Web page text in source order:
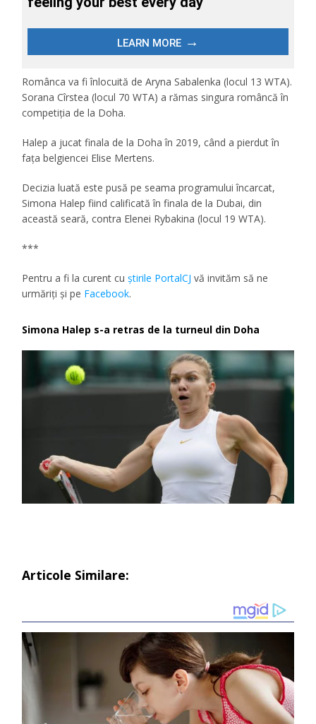
Românca va fi înlocuită de Aryna Sabalenka (locul 13 WTA).
Sorana Cîrstea (locul 70 WTA) a rămas singura româncă în
competiția de la Doha.
Halep a jucat finala de la Doha în 2019, când a pierdut în
fața belgiencei Elise Mertens.
Decizia luată este pusă pe seama programului încarcat,
Simona Halep fiind calificată în finala de la Dubai, din
această seară, contra Elenei Rybakina (locul 19 WTA).
***
Pentru a fi la curent cuştirile PortalCJ vă invităm să ne
urmăriţi şi pe Facebook.
Simona Halep s-a retras de la turneul din Doha
Articole Similare: